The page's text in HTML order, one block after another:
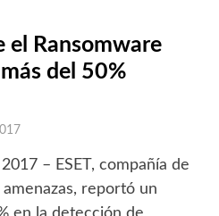
el Ransomware
del 50%
– ESET, compañía de
reportó un